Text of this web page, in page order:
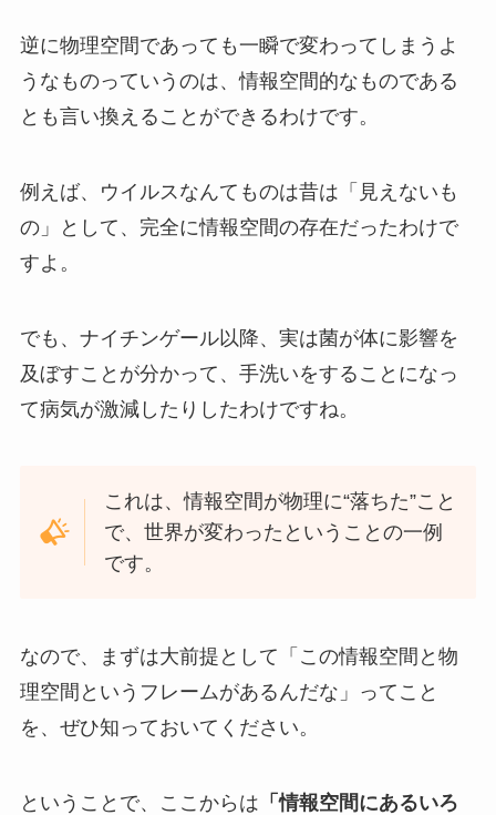
逆に物理空間であっても一瞬で変わってしまうよ
うなものっていうのは、情報空間的なものである
とも言い換えることができるわけです。
例えば、ウイルスなんてものは昔は「見えないも
の」として、完全に情報空間の存在だったわけで
すよ。
でも、ナイチンゲール以降、実は菌が体に影響を
及ぼすことが分かって、手洗いをすることになっ
て病気が激減したりしたわけですね。
これは、情報空間が物理に“落ちた”こと
で、世界が変わったということの一例
です。
なので、まずは大前提として「この情報空間と物
理空間というフレームがあるんだな」ってこと
を、ぜひ知っておいてください。
ということで、ここからは 「情報空間にあるいろ